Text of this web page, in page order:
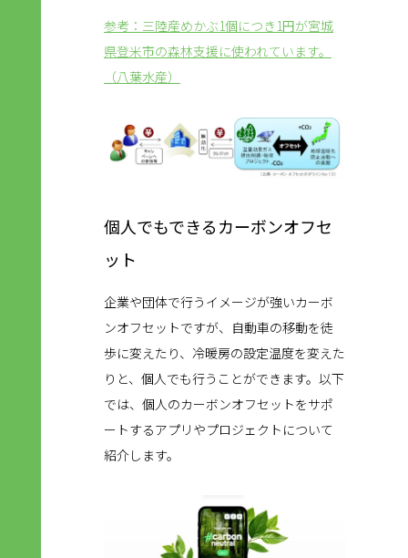
参考：三陸産めかぶ1個につき1円が宮城
県登米市の森林支援に使われています。
（八葉水産）
個人でもできるカーボンオフセ
ット
企業や団体で行うイメージが強いカーボ
ンオフセットですが、自動車の移動を徒
歩に変えたり、冷暖房の設定温度を変えた
りと、個人でも行うことができます。以下
では、個人のカーボンオフセットをサポ
ートするアプリやプロジェクトについて
紹介します。